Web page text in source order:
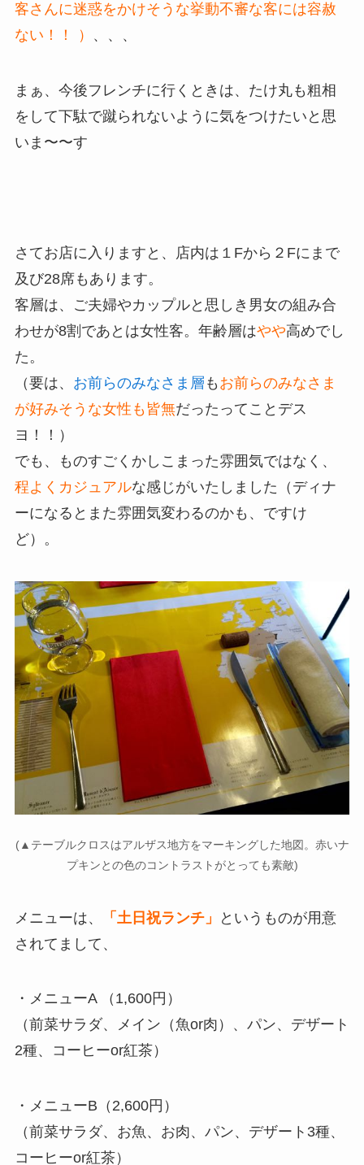
客さんに迷惑をかけそうな挙動不審な客には容赦
ない！！
） 、、、
まぁ、今後フレンチに行くときは、たけ丸も粗相
をして下駄で蹴られないように気をつけたいと思
いま〜〜す
さてお店に入りますと、店内は１Fから２Fにまで
及び28席もあります。
客層は、ご夫婦やカップルと思しき男女の組み合
わせが8割であとは女性客。年齢層はやや高めでし
た。
（要は、 お前らのみなさま層 も お前らのみなさま
が好みそうな女性も皆無だったってことデス
ヨ！！）
でも、ものすごくかしこまった雰囲気ではなく、
程よくカジュアルな感じがいたしました（ディナ
ーになるとまた雰囲気変わるのかも、ですけ
ど）。
(▲テーブルクロスはアルザス地方をマーキングした地図。赤いナ
プキンとの色のコントラストがとっても素敵)
メニューは、 「土日祝ランチ」
というものが用意
されてまして、
・メニューA （1,600円）
（前菜サラダ、メイン（魚or肉）、パン、デザート
2種、コーヒーor紅茶）
・メニューB（2,600円）
（前菜サラダ、お魚、お肉、パン、デザート3種、
コーヒーor紅茶）